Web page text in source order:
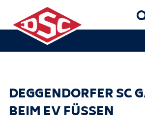
DEGGENDORFER SC
BEIM EV FÜSSEN